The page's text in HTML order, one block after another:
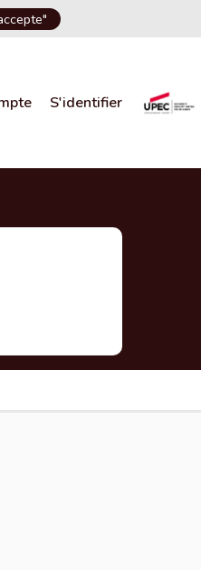
language
S'identifier